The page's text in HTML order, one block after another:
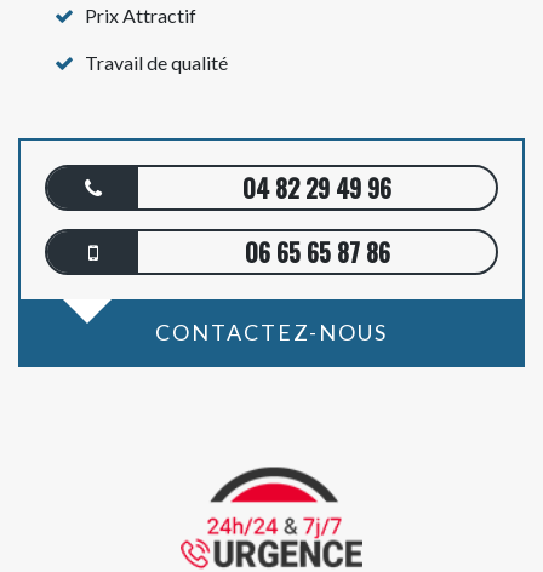
Prix Attractif
Travail de qualité
04 82 29 49 96
06 65 65 87 86
CONTACTEZ-NOUS